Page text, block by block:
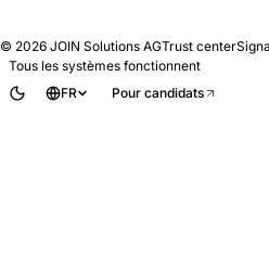
© 2026 JOIN Solutions AGTrust center
Tous les systèmes fonctionnent
FR
Pour candidats